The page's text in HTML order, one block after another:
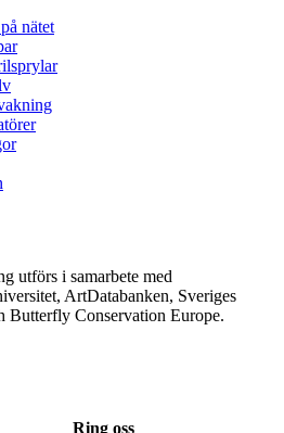
nätet
utförs i samarbete med
ArtDatabanken, Sveriges
Butterfly Conservation Europe.
Ring oss